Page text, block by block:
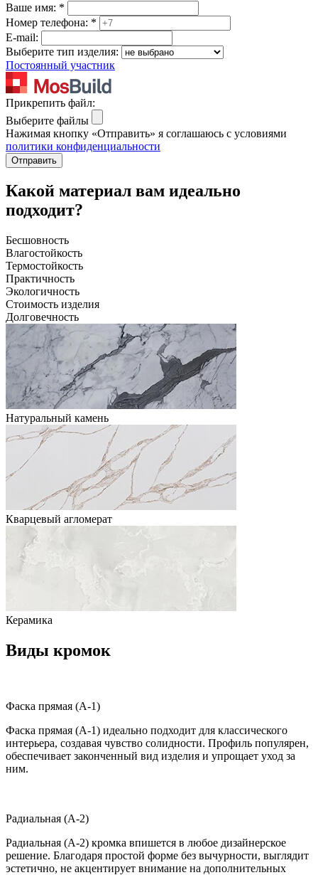
Ваше имя: *
Номер телефона: *
E-mail:
Выберите тип изделия:
Постоянный участник
Прикрепить файл:
Выберите файлы
Нажимая кнопку «Отправить» я соглашаюсь с условиями
политики конфиденциальности
Отправить
Какой материал вам идеально
подходит?
Бесшовность
Влагостойкость
Термостойкость
Практичность
Экологичность
Стоимость изделия
Долговечность
Натуральный камень
Кварцевый агломерат
Керамика
Виды кромок
Фаска прямая (A-1)
Фаска прямая (A-1) идеально подходит для классического
интерьера, создавая чувство солидности. Профиль популярен,
обеспечивает законченный вид изделия и упрощает уход за
ним.
Радиальная (A-2)
Радиальная (A-2) кромка впишется в любое дизайнерское
решение. Благодаря простой форме без вычурности, выглядит
эстетично, не акцентирует внимание на дополнительных